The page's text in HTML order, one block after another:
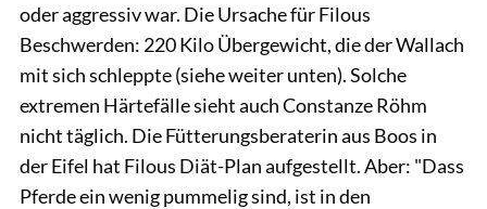
oder aggressiv war. Die Ursache für Filous
Beschwerden: 220 Kilo Übergewicht, die der Wallach
mit sich schleppte (siehe weiter unten). Solche
extremen Härtefälle sieht auch Constanze Röhm
nicht täglich. Die Fütterungsberaterin aus Boos in
der Eifel hat Filous Diät-Plan aufgestellt. Aber: "Dass
Pferde ein wenig pummelig sind, ist in den